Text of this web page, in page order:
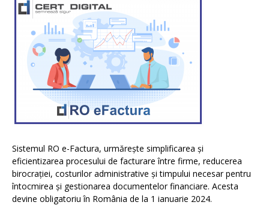
Sistemul RO e-Factura, urmărește simplificarea și
eficientizarea procesului de facturare între firme, reducerea
birocrației, costurilor administrative și timpului necesar pentru
întocmirea și gestionarea documentelor financiare. Acesta
devine obligatoriu în România de la 1 ianuarie 2024.